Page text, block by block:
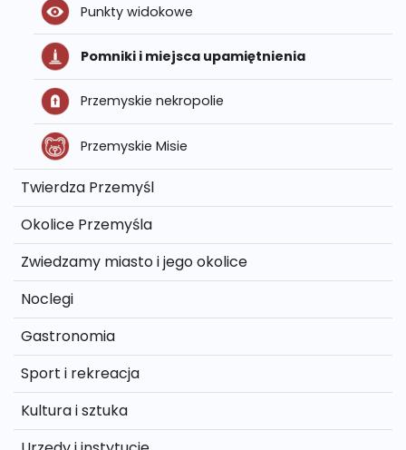
Punkty widokowe
Pomniki i miejsca upamiętnienia
Przemyskie nekropolie
Przemyskie Misie
Twierdza Przemyśl
Okolice Przemyśla
Zwiedzamy miasto i jego okolice
Noclegi
Gastronomia
Sport i rekreacja
Kultura i sztuka